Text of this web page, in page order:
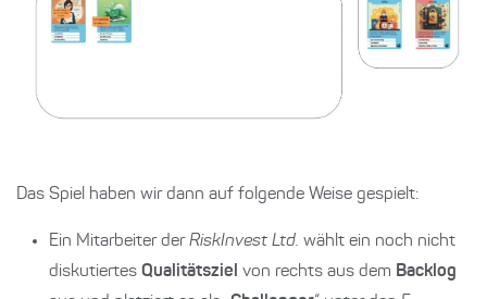
Das Spiel haben wir dann auf folgende Weise gespielt:
Ein Mitarbeiter derRiskInvest Ltd. wählt ein noch nicht
diskutiertes Qualitätsziel von rechts aus dem Backlog